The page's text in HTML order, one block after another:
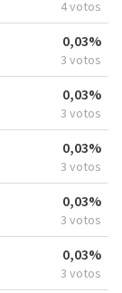
4 votos
0,03%
3 votos
0,03%
3 votos
0,03%
3 votos
0,03%
3 votos
0,03%
3 votos